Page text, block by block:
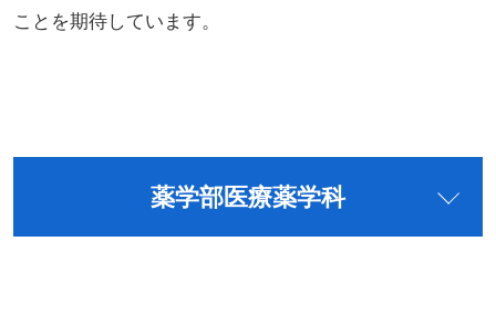
ことを期待しています。
薬学部医療薬学科